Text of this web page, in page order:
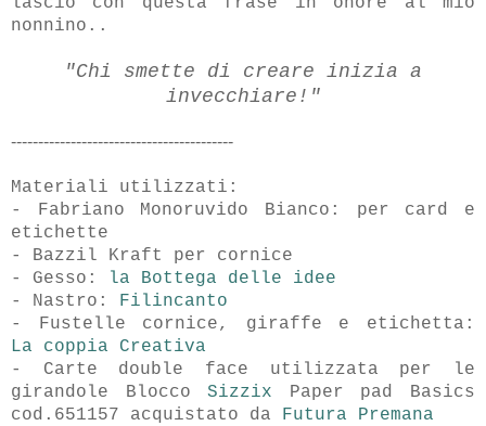
nonnino..
"Chi smette di creare inizia a
invecchiare!"
-----------------------------------------
Materiali utilizzati:
- Fabriano Monoruvido Bianco: per card e
etichette
- Bazzil Kraft per cornice
- Gesso:
la Bottega delle idee
- Nastro:
Filincanto
- Fustelle cornice, giraffe e etichetta:
La coppia Creativa
- Carte double face utilizzata per le
girandole BloccoSizzix Paper pad Basics
cod.651157 acquistato da
Futura Premana